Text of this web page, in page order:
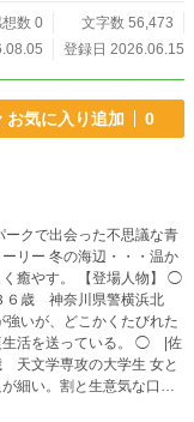
数 0
文字数 56,473
登録日 2026.06.15
お気に入り追加 0
ークで出会った不思議な青
リー 冬の海辺・・・温か
登場人物】 ◯
６歳 神奈川県警横浜北
いが、どこかくたびれた
を送っている。 ◯ |佐
天文学専攻の大学生 女と
細い。割と生意気な口を
に秘めた気持ちは深い。